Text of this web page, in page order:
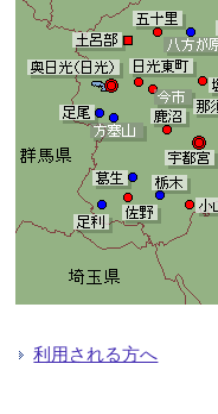
利用される方へ